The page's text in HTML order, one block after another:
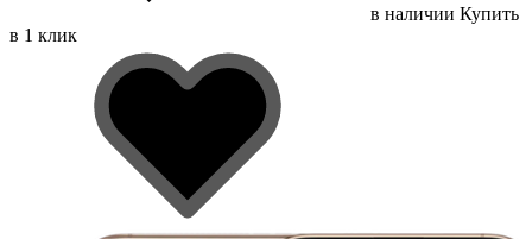
в наличии Купить
в 1 клик